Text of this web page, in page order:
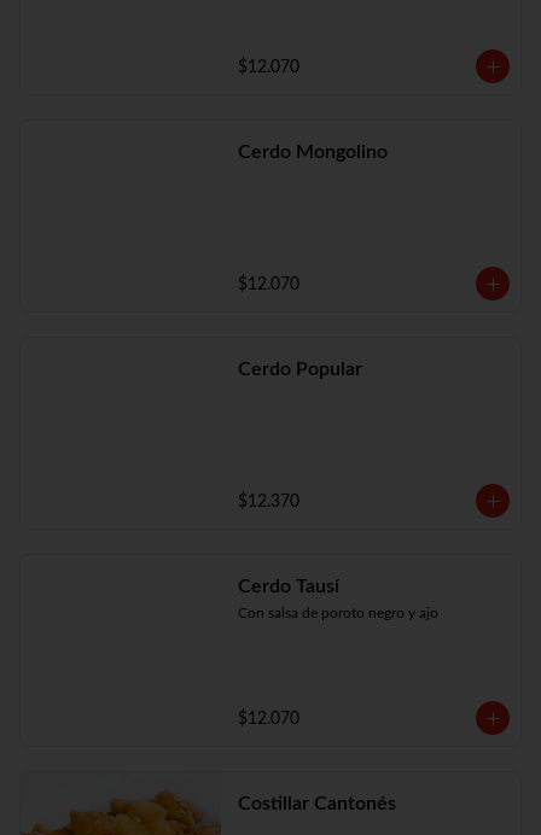
$12.070
Cerdo Mongolino
$12.070
Cerdo Popular
$12.370
Cerdo Tausí
Con salsa de poroto negro y ajo
$12.070
Costillar Cantonés